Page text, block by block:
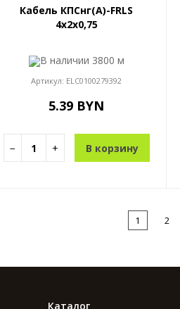
Кабель КПСнг(A)-FRLS
4x2x0,75
В наличии 3800 м
Артикул: ELC0100279392
5.39 BYN
− + В корзину
1 2
Каталог